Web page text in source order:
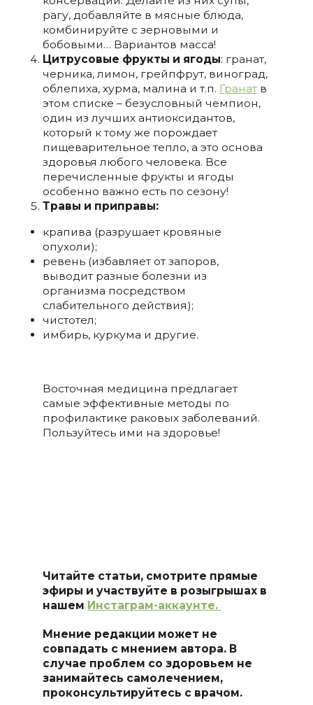
рагу, добавляйте в мясные блюда,
комбинируйте с зерновыми и
бобовыми… Вариантов масса!
Цитрусовые фрукты и ягоды: гранат,
черника, лимон, грейпфрут, виноград,
облепиха, хурма, малина и т.п. Гранатв
этом списке – безусловный чемпион,
один из лучших антиоксидантов,
который к тому же порождает
пищеварительное тепло, а это основа
здоровья любого человека. Все
перечисленные фрукты и ягоды
особенно важно есть по сезону!
Травы и приправы:
крапива (разрушает кровяные
опухоли);
ревень (избавляет от запоров,
выводит разные болезни из
организма посредством
слабительного действия);
чистотел;
имбирь, куркума и другие.
Восточная медицина предлагает
самые эффективные методы по
профилактике раковых заболеваний.
Пользуйтесь ими на здоровье!
Читайте статьи, смотрите прямые
эфиры и участвуйте в розыгрышах в
нашем Инстаграм-аккаунте.
Мнение редакции может не
совпадать с мнением автора. В
случае проблем со здоровьем не
занимайтесь самолечением,
проконсультируйтесь с врачом.